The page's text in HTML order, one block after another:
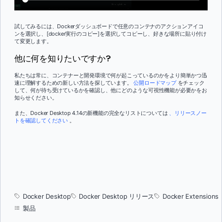
試してみるには、Dockerダッシュボードで任意のコンテナのアクションアイコ
ンを選択し、[docker実行のコピー]を選択してコピーし、好きな場所に貼り付け
て変更します。
他に何を知りたいですか?
私たちは常に、コンテナーと開発環境で何が起こっているのかをより簡単かつ迅
速に理解するための新しい方法を探しています。公開ロードマップをチェック
して、何が待ち受けているかを確認し、他にどのような可視性機能が必要かをお
知らせください。
また、Docker Desktop 4.14の新機能の完全なリストについては 、リリースノー
トを確認してください 。
Docker Desktop Docker Desktop リリース
Docker Extensions
製品